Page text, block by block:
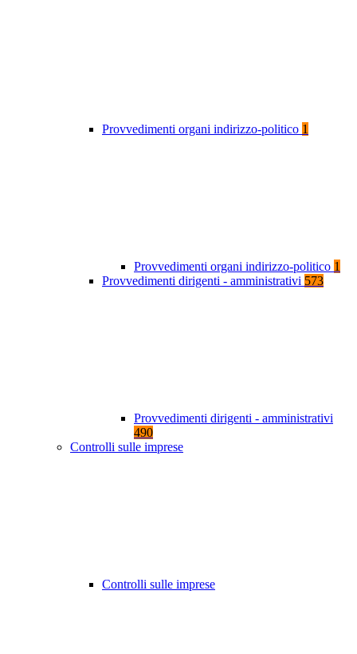
Provvedimenti organi indirizzo-politico 1
Provvedimenti organi indirizzo-politico 1
Provvedimenti dirigenti - amministrativi 573
Provvedimenti dirigenti - amministrativi
490
Controlli sulle imprese
Controlli sulle imprese